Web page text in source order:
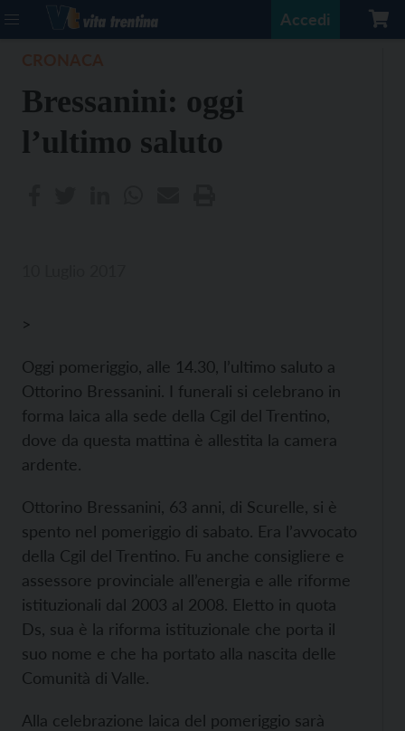
Accedi
Bressanini: oggi
l’ultimo saluto
>
Oggi pomeriggio, alle 14.30, l’ultimo saluto a
Ottorino Bressanini. I funerali si celebrano in
forma laica alla sede della Cgil del Trentino,
dove da questa mattina è allestita la camera
ardente.
Ottorino Bressanini, 63 anni, di Scurelle, si è
spento nel pomeriggio di sabato. Era l’avvocato
della Cgil del Trentino. Fu anche consigliere e
assessore provinciale all’energia e alle riforme
istituzionali dal 2003 al 2008. Eletto in quota
Ds, sua è la riforma istituzionale che porta il
suo nome e che ha portato alla nascita delle
Comunità di Valle.
Alla celebrazione laica del pomeriggio sarà